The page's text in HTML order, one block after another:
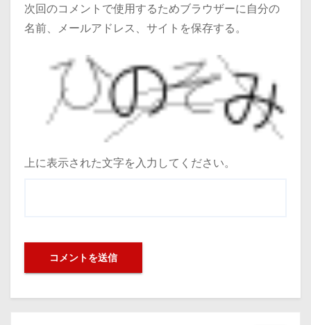
次回のコメントで使用するためブラウザーに自分の
名前、メールアドレス、サイトを保存する。
上に表示された文字を入力してください。